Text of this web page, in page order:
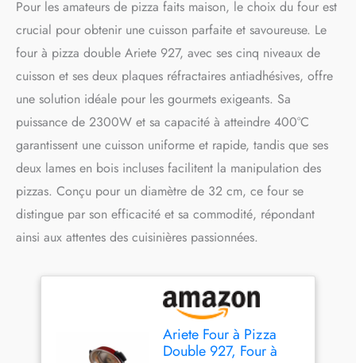
Pour les amateurs de pizza faits maison, le choix du four est
crucial pour obtenir une cuisson parfaite et savoureuse. Le
four à pizza double Ariete 927, avec ses cinq niveaux de
cuisson et ses deux plaques réfractaires antiadhésives, offre
une solution idéale pour les gourmets exigeants. Sa
puissance de 2300W et sa capacité à atteindre 400°C
garantissent une cuisson uniforme et rapide, tandis que ses
deux lames en bois incluses facilitent la manipulation des
pizzas. Conçu pour un diamètre de 32 cm, ce four se
distingue par son efficacité et sa commodité, répondant
ainsi aux attentes des cuisinières passionnées.
Ariete Four à Pizza
Double 927, Four à